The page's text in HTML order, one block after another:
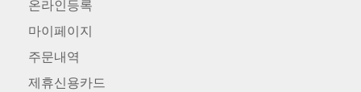
온라인등록
마이페이지
주문내역
제휴신용카드